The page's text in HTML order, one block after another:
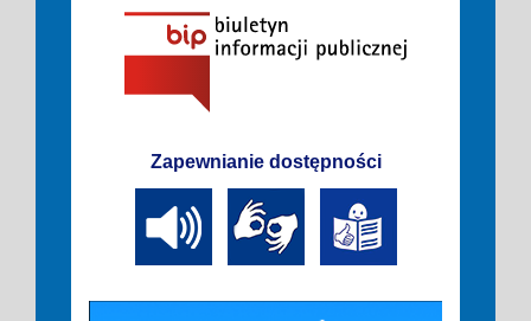
Zapewnianie dostępności